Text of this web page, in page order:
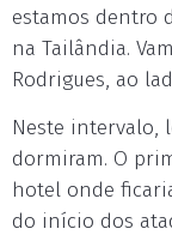
estamos dentro
na Tailândia.
Rodrigues, ao
Neste intervalo,
dormiram. O
hotel onde
do início dos